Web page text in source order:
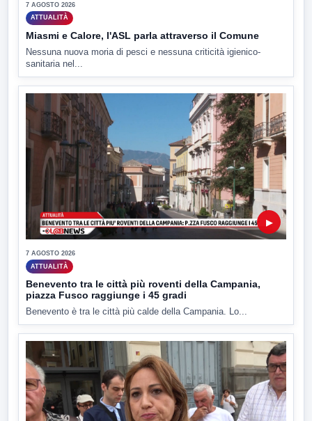
7 AGOSTO 2026
ATTUALITÀ
Miasmi e Calore, l'ASL parla attraverso il Comune
Nessuna nuova moria di pesci e nessuna criticità igienico-
sanitaria nel...
▶
7 AGOSTO 2026
ATTUALITÀ
Benevento tra le città più roventi della Campania,
piazza Fusco raggiunge i 45 gradi
Benevento è tra le città più calde della Campania. Lo...